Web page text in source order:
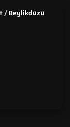
/ Beylikdüzü